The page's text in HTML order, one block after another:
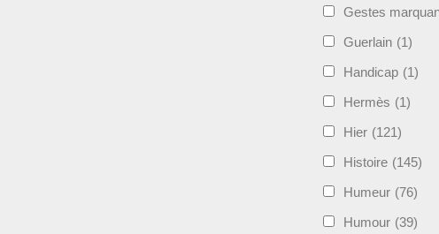
Gestes
Guerlain (1)
Handicap (1)
Hermès (1)
Hier (121)
Histoire (145)
Humeur (76)
Humour (39)